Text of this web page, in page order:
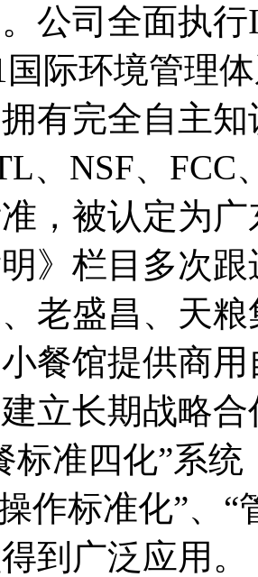
公司全面执
国际环境管理
有完全自主
、NSF、
，被认定为
明》栏目多次
老盛昌、天
餐馆提供商
立长期战略
标准四化”系
作标准化”、
到广泛应用。